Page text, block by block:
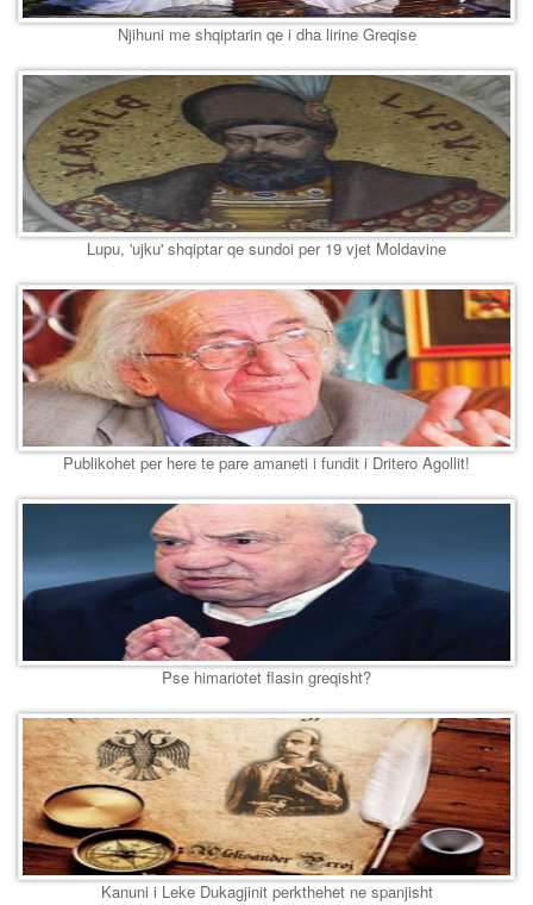
Njihuni me shqiptarin qe i dha lirine Greqise
Lupu, 'ujku' shqiptar qe sundoi per 19 vjet Moldavine
Publikohet per here te pare amaneti i fundit i Dritero Agollit!
Pse himariotet flasin greqisht?
Kanuni i Leke Dukagjinit perkthehet ne spanjisht